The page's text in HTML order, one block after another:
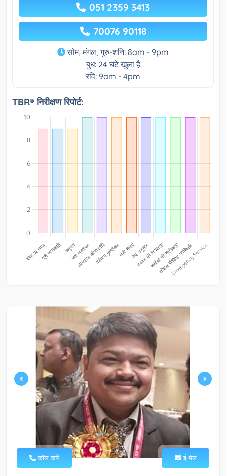
051 2359 3413
70076 90118
सोम, मंगल, गुरु-शनि: 8am - 9pm
बुध: 24 घंटे खुला है
रवि: 9am - 4pm
TBR® निरीक्षण रिपोर्ट:
कॉल करें ई-मेल